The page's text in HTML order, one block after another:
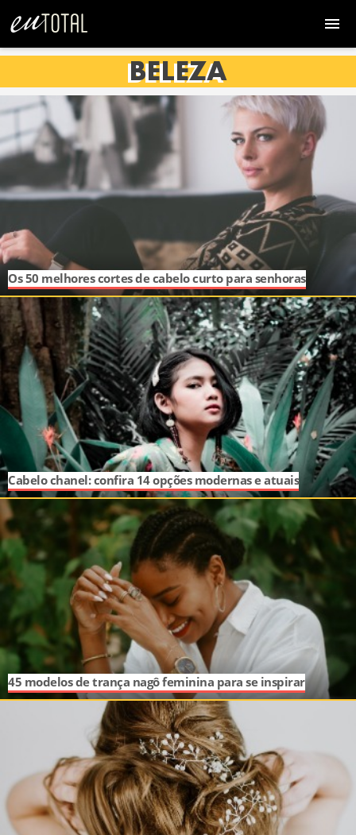
BELEZA
Os 50 melhores cortes de cabelo curto para senhoras
Cabelo chanel: confira 14 opções modernas e atuais
45 modelos de trança nagô feminina para se inspirar